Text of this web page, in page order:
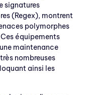
signatures
(Regex), montrent
polymorphes
équipements
maintenance
nombreuses
ainsi les